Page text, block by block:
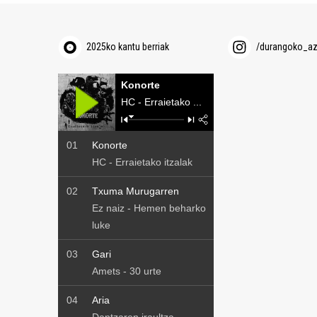
2025ko kantu berriak /